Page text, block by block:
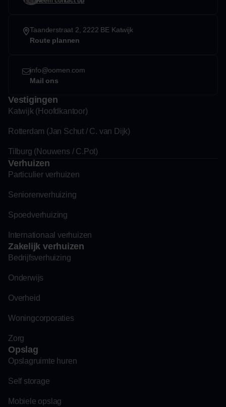
Taanderstraat 2, 2222 BE Katwijk
Route plannen
info@oomen.com
Mail ons
Vestigingen
Katwijk (Hoofdkantoor)
Rotterdam (Jan Schut / C. van Dijk)
Tilburg (Nouwens / C.Pot)
Verhuizen
Particulier verhuizen
Seniorenverhuizing
Spoedverhuizing
Internationaal verhuizen
Zakelijk verhuizen
Bedrijfsverhuizing
Onderwijs
Overheid
Woningcorporaties
Zorg
Opslag
Opslagruimte huren
Self storage
Mobiele opslag